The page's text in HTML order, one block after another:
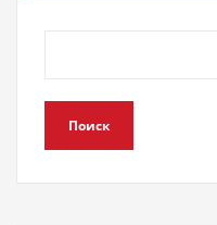
Поиск